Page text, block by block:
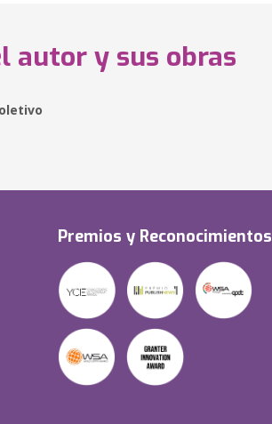
autor y sus obras
Premios y Reconocimientos